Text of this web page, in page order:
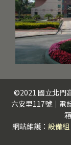
©2021 國立北門
六安里117號｜電
網站維護： 設備組